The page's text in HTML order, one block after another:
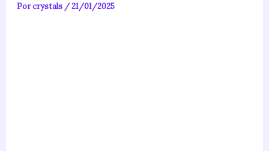
Porcrystals /21/01/2025